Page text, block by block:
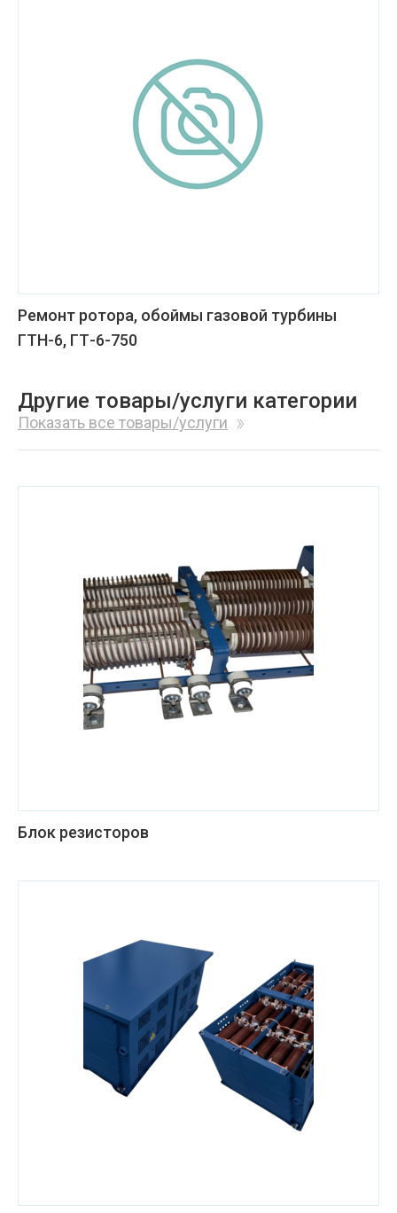
Ремонт ротора, обоймы газовой турбины
ГТН-6, ГТ-6-750
Другие товары/услуги категории
Показать все товары/услуги
Блок резисторов